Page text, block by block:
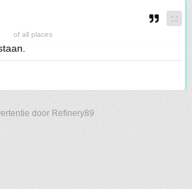
of all places
door Refinery89